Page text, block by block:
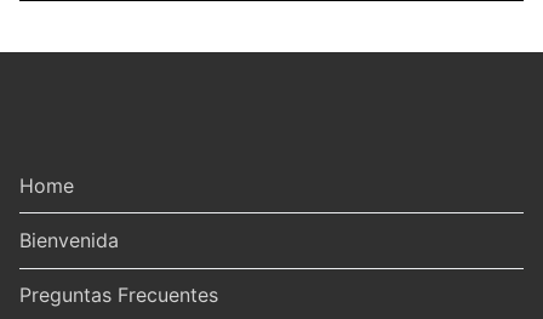
Home
Bienvenida
Preguntas Frecuentes